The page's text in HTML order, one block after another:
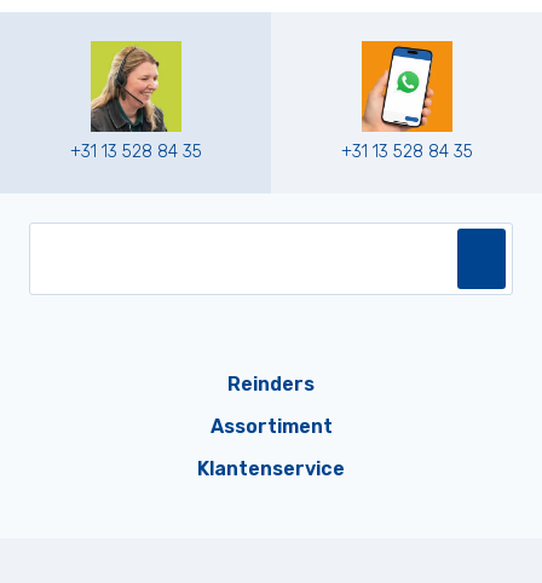
+31 13 528 84 35 +31 13 528 84 35
Reinders
Assortiment
Klantenservice